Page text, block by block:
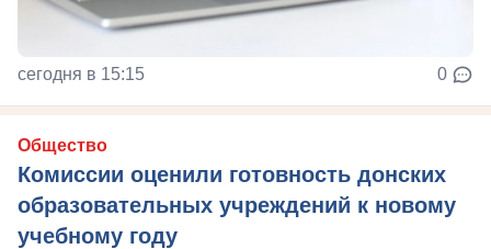
сегодня в 15:15 0
Общество
Комиссии оценили готовность донских
образовательных учреждений к новому
учебному году